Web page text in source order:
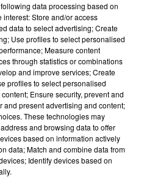
RAPPELLE À
DE...
des vendange 2026
que prévu,
profite pour rappeler
4h42
4h42
data processing based on
Store and/or access
data to select advertising; Create
Use profiles to select personalised
Measure content
through statistics or combinations
and improve services; Create
profiles to select personalised
Ensure security, prevent and
and present advertising and content;
These technologies may
and browsing data to offer
based on information actively
data; Match and combine data from
Identify devices based on